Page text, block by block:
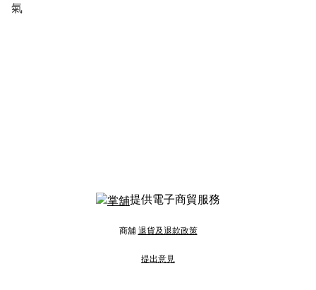
氣
提供電子商貿服務
商舖 退貨及退款政策
提出意見